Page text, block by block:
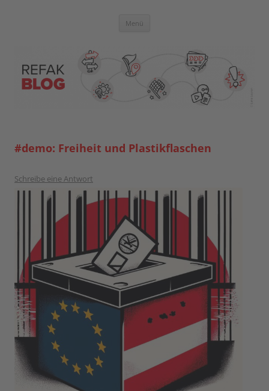
Blog der Referent:innen Akademie
Menü
#demo: Freiheit und Plastikflaschen
Schreibe eine Antwort